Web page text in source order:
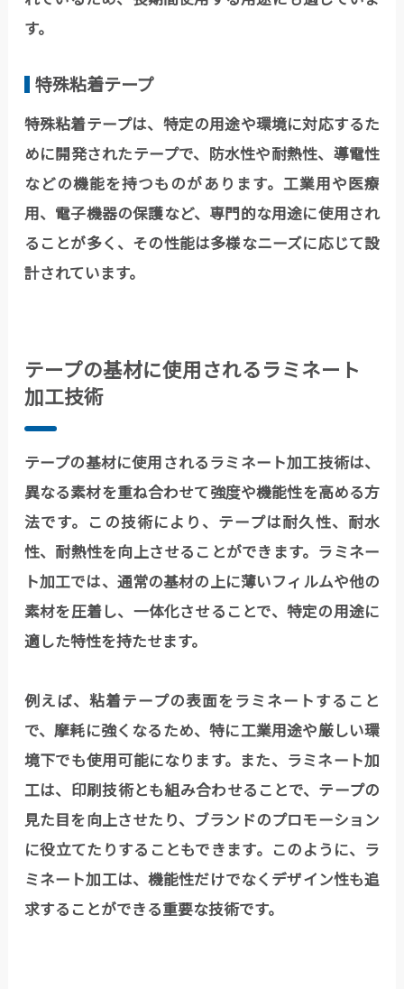
す。
特殊粘着テープ
特殊粘着テープは、特定の用途や環境に対応するた
めに開発されたテープで、防水性や耐熱性、導電性
などの機能を持つものがあります。工業用や医療
用、電子機器の保護など、専門的な用途に使用され
ることが多く、その性能は多様なニーズに応じて設
計されています。
テープの基材に使用されるラミネート
加工技術
テープの基材に使用されるラミネート加工技術は、
異なる素材を重ね合わせて強度や機能性を高める方
法です。この技術により、テープは耐久性、耐水
性、耐熱性を向上させることができます。ラミネー
ト加工では、通常の基材の上に薄いフィルムや他の
素材を圧着し、一体化させることで、特定の用途に
適した特性を持たせます。
例えば、粘着テープの表面をラミネートすること
で、摩耗に強くなるため、特に工業用途や厳しい環
境下でも使用可能になります。また、ラミネート加
工は、印刷技術とも組み合わせることで、テープの
見た目を向上させたり、ブランドのプロモーション
に役立てたりすることもできます。このように、ラ
ミネート加工は、機能性だけでなくデザイン性も追
求することができる重要な技術です。